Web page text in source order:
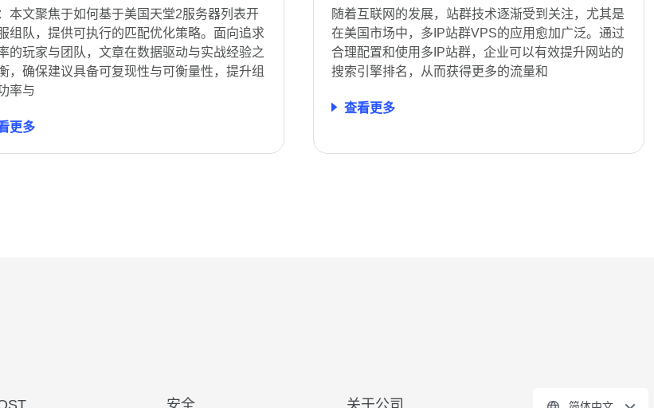
匹配效率最大化
本文聚焦于如何基于美国天堂2服务器列表开
组队，提供可执行的匹配优化策略。面向追求
的玩家与团队，文章在数据驱动与实战经验之
，确保建议具备可复现性与可衡量性，提升组
率与
更多
随着互联网的发展，站群技术逐渐受到关注，尤其是
在美国市场中，多IP站群VPS的应用愈加广泛。通过
合理配置和使用多IP站群，企业可以有效提升网站的
搜索引擎排名，从而获得更多的流量和
查看更多
安全 关于公司